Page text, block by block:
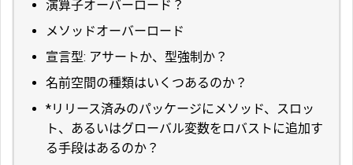
演算子オーバーロード？
メソッドオーバーロード
宣言型: アサートか、型強制か？
名前空間の種類はいくつあるのか？
*リリース済みのパッケージにメソッド、スロッ
ト、あるいはグローバル変数をロバストに追加す
る手段はあるのか？